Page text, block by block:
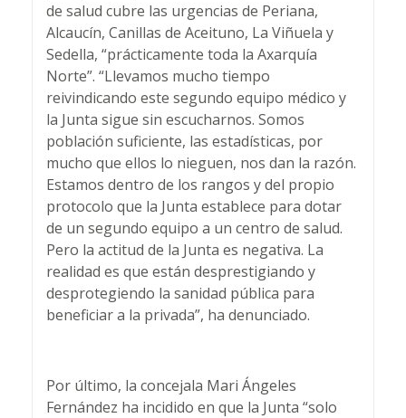
de salud cubre las urgencias de Periana,
Alcaucín, Canillas de Aceituno, La Viñuela y
Sedella, “prácticamente toda la Axarquía
Norte”. “Llevamos mucho tiempo
reivindicando este segundo equipo médico y
la Junta sigue sin escucharnos. Somos
población suficiente, las estadísticas, por
mucho que ellos lo nieguen, nos dan la razón.
Estamos dentro de los rangos y del propio
protocolo que la Junta establece para dotar
de un segundo equipo a un centro de salud.
Pero la actitud de la Junta es negativa. La
realidad es que están desprestigiando y
desprotegiendo la sanidad pública para
beneficiar a la privada”, ha denunciado.
Por último, la concejala Mari Ángeles
Fernández ha incidido en que la Junta “solo